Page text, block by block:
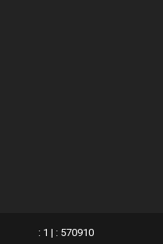
: 1 | : 570910